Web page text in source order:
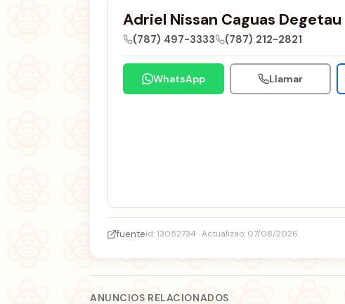
Adriel Nissan Caguas Degetau
(787) 497-3333 (787) 212-2821
WhatsApp Llamar
fuenteid: 13052734 · Actualizao: 07/08/2026
ANUNCIOS RELACIONADOS